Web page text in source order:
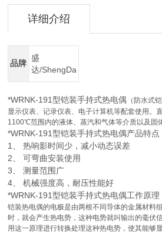
详细介绍
品牌
盛
达/ShengDa
*WRNK-191型铠装手持式热电偶 （防水式
显示仪表、记录仪表、电子计算机等配套使用。
1100℃范围内的液体、蒸汽和气体等介质以及固
*WRNK-191型铠装手持式热电偶产品特点
1
、 热响影时间少，减小动态误差
2 、 可弯曲安装使用
3 、 测量范围广
4 、 机械强度高，耐压性能好
*WRNK-191型铠装手持式热电偶工作原理
铠装热电偶的电极是由两根不同导体的金属材料
时，就会产生热电势，这种电势就叫输出的毫伏
用这一原理进行转换处理这种热电势，使其能够